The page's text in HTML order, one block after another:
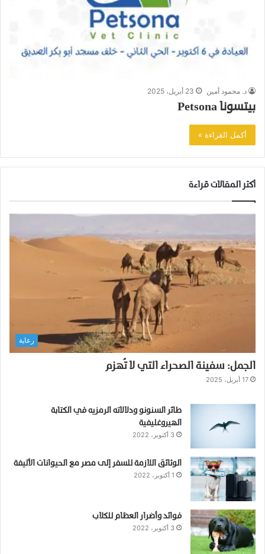
د. محمود أمين 23 أبريل، 2025
بيتسونا Petsona
أكمل القراءة »
أكثر المقالات قراءة
رعاية
الجمل: سفينة الصحراء التي لا تُهزم
17 أبريل، 2025
طائر السنونو ودلالاته الرمزيه في الكتابة
الهيروغليفية
3 أكتوبر، 2022
الوثائق اللازمة للسفر إلى مصر مع الحيوانات الأليفة
1 أكتوبر، 2022
فوائد وأضرار العظام للكلاب
3 أكتوبر، 2022